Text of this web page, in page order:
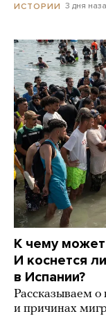
ИСТОРИИ 3 дня
К чему может
И коснется
в Испании?
Рассказываем
и причинах